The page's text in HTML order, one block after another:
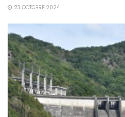
23 OCTOBRE 2024